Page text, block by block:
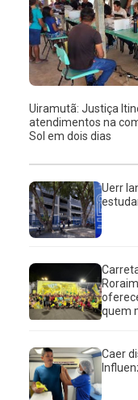
Uiramutã: Justiça
atendimentos na
Sol em dois dias
Uerr
quem
Caer